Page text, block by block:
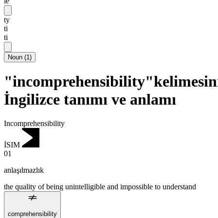
ty
ti
ti
Noun (1)
İngilizce tanımı ve anlamı
Incomprehensibility
İSIM
01
anlaşılmazlık
the quality of being unintelligible and impossible to understand
comprehensibility